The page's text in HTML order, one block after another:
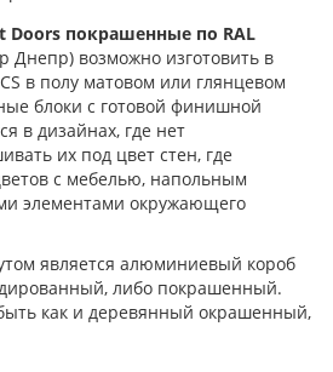
Doors покрашенные по RAL
Днепр) возможно изготовить в
в полу матовом или глянцевом
блоки с готовой финишной
в дизайнах, где нет
их под цвет стен, где
с мебелью, напольным
элементами окружающего
является алюминиевый короб
либо покрашенный.
как и деревянный окрашенный,